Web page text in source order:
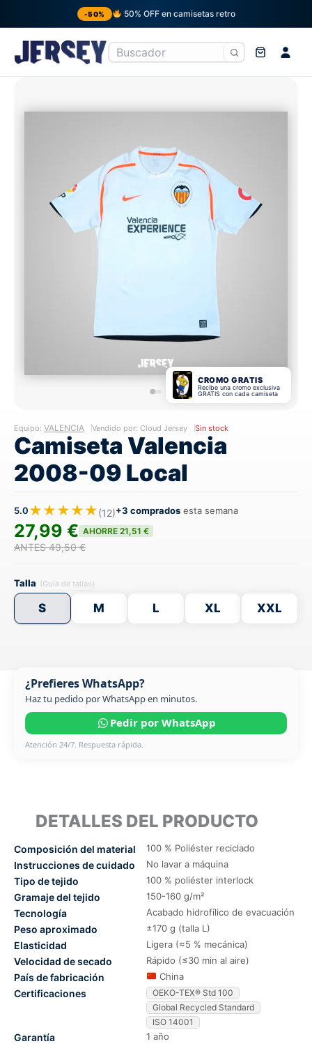
-50% 50% OFF en camisetas retro
CROMO GRATIS
Recibe una cromo exclusiva
GRATIS con cada camiseta
Equipo: VALENCIA Vendido por: Cloud Jersey Sin stock
Camiseta Valencia
2008-09 Local
5.0★★★★★(12)+3 comprados esta semana
27,99 € AHORRE 21,51 €
ANTES 49,50 €
Talla (Guía de tallas)
S M L XL XXL
¿Prefieres WhatsApp?
Haz tu pedido por WhatsApp en minutos.
Pedir por WhatsApp
Atención 24/7. Respuesta rápida.
DETALLES DEL PRODUCTO
Composición del material 100 % Poliéster reciclado
Instrucciones de cuidado No lavar a máquina
Tipo de tejido 100 % poliéster interlock
Gramaje del tejido 150-160 g/m²
Tecnología Acabado hidrofílico de evacuación
Peso aproximado ±170 g (talla L)
Elasticidad Ligera (≈5 % mecánica)
Velocidad de secado Rápido (≤30 min al aire)
País de fabricación China
Certificaciones
OEKO-TEX® Std 100
Global Recycled Standard
ISO 14001
Garantía 1 año